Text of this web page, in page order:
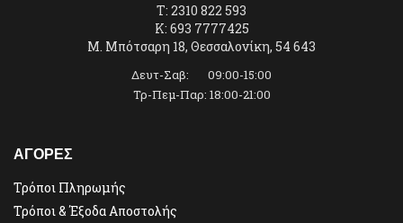
T: 2310 822 593
K: 693 7777425
Μ. Μπότσαρη 18, Θεσσαλονίκη, 54 643
Δευτ-Σαβ: 09:00-15:00
Τρ-Πεμ-Παρ: 18:00-21:00
ΑΓΟΡΕΣ
Τρόποι Πληρωμής
Τρόποι & Έξοδα Αποστολής